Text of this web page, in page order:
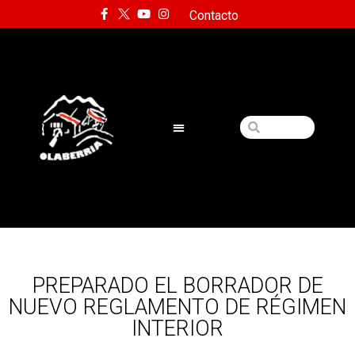
Contacto
PREPARADO EL BORRADOR DE
NUEVO REGLAMENTO DE RÉGIMEN
INTERIOR